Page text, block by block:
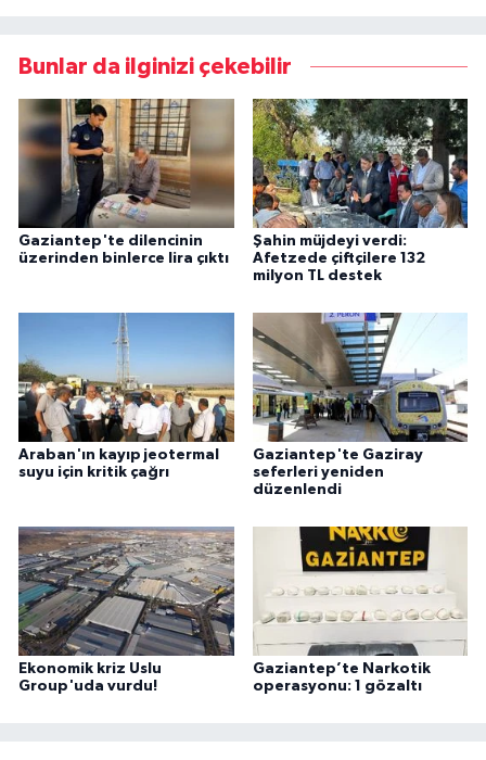
Bunlar da ilginizi çekebilir
Gaziantep'te dilencinin
üzerinden binlerce lira çıktı
Şahin müjdeyi verdi:
Afetzede çiftçilere 132
milyon TL destek
Araban'ın kayıp jeotermal
suyu için kritik çağrı
Gaziantep'te Gaziray
seferleri yeniden
düzenlendi
Ekonomik kriz Uslu
Group'uda vurdu!
Gaziantep’te Narkotik
operasyonu: 1 gözaltı